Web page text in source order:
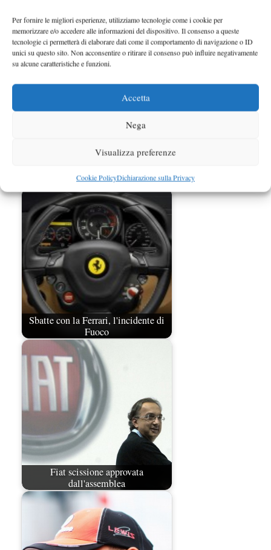
Per fornire le migliori esperienze, utilizziamo tecnologie come i cookie per
memorizzare e/o accedere alle informazioni del dispositivo. Il consenso a queste
tecnologie ci permetterà di elaborare dati come il comportamento di navigazione o ID
unici su questo sito. Non acconsentire o ritirare il consenso può influire negativamente
su alcune caratteristiche e funzioni.
Accetta
Nega
Visualizza preferenze
Cookie PolicyDichiarazione sulla Privacy
Ferrari il marchio sportivo di
maggior valore per l'Italia
Fiat 500 anche negli USA
Sbatte con la Ferrari, l'incidente di
Fuoco
Fiat scissione approvata
dall'assemblea